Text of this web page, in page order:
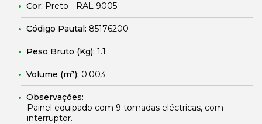
Cor: Preto - RAL 9005
Código Pautal: 85176200
Peso Bruto (Kg): 1.1
Volume (m³): 0.003
Observações:
Painel equipado com 9 tomadas eléctricas, com
interruptor.